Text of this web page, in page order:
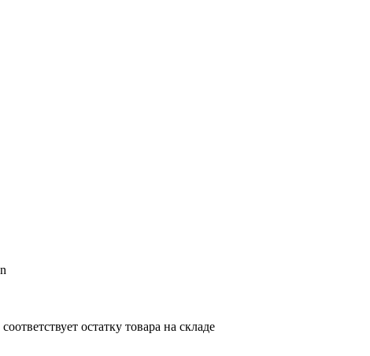
остатку товара на складе